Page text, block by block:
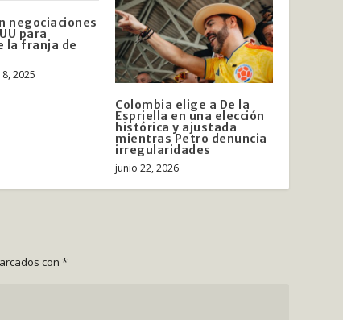
negociaciones
para
la franja de
2025
Colombia elige a De la
Espriella en una elección
histórica y ajustada
mientras Petro denuncia
irregularidades
junio 22, 2026
con *